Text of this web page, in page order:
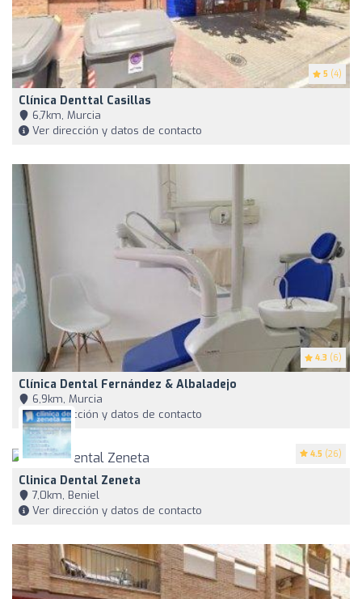
5 (4)
Clínica Denttal Casillas
6,7km, Murcia
Ver dirección y datos de contacto
4.3 (6)
Clínica Dental Fernández & Albaladejo
6,9km, Murcia
Ver dirección y datos de contacto
4.5 (26)
Clinica Dental Zeneta
7,0km, Beniel
Ver dirección y datos de contacto